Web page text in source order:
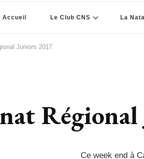
Accueil Le Club CNS La
Juniors 2017
Ce week end à